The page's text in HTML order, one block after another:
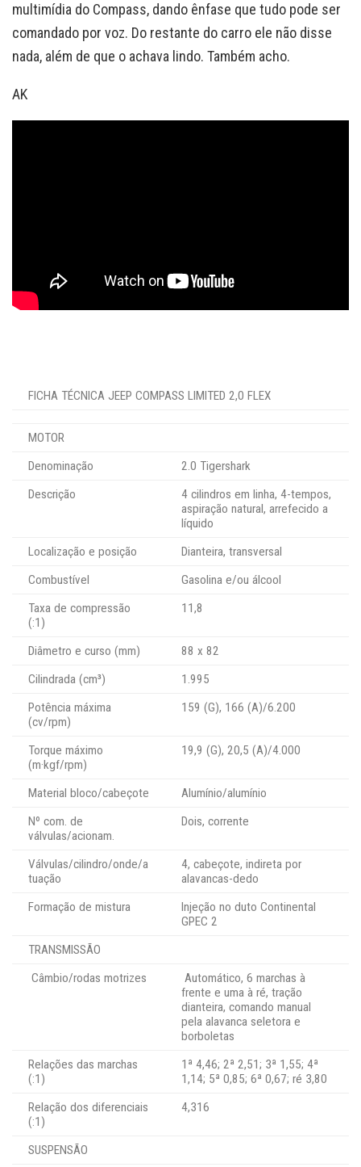
multimídia do Compass, dando ênfase que tudo pode ser
comandado por voz. Do restante do carro ele não disse
nada, além de que o achava lindo. Também acho.
AK
FICHA TÉCNICA JEEP COMPASS LIMITED 2,0 FLEX
MOTOR
Denominação
2.0 Tigershark
Descrição
4 cilindros em linha, 4-tempos,
aspiração natural, arrefecido a
líquido
Localização e posição
Dianteira, transversal
Combustível
Gasolina e/ou álcool
Taxa de compressão
(:1)
11,8
Diâmetro e curso (mm)
88 x 82
Cilindrada (cm³)
1.995
Potência máxima
(cv/rpm)
159 (G), 166 (A)/6.200
Torque máximo
(m·kgf/rpm)
19,9 (G), 20,5 (A)/4.000
Material bloco/cabeçote
Alumínio/alumínio
Nº com. de
válvulas/acionam.
Dois, corrente
Válvulas/cilindro/onde/a
tuação
4, cabeçote, indireta por
alavancas-dedo
Formação de mistura
Injeção no duto Continental
GPEC 2
TRANSMISSÃO
Câmbio/rodas motrizes
Automático, 6 marchas à
frente e uma à ré, tração
dianteira, comando manual
pela alavanca seletora e
borboletas
Relações das marchas
(:1)
1ª 4,46; 2ª 2,51; 3ª 1,55; 4ª
1,14; 5ª 0,85; 6ª 0,67; ré 3,80
Relação dos diferenciais
(:1)
4,316
SUSPENSÃO